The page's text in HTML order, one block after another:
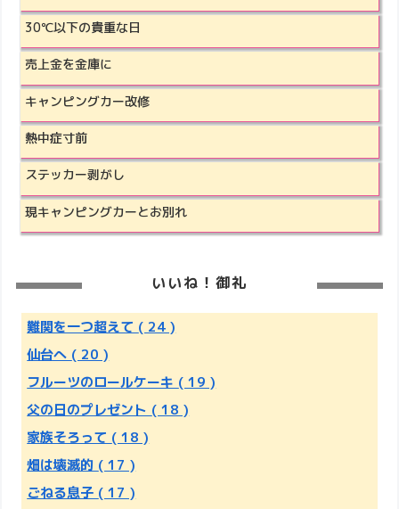
30℃以下の貴重な日
売上金を金庫に
キャンピングカー改修
熱中症寸前
ステッカー剥がし
現キャンピングカーとお別れ
いいね！御礼
難関を一つ超えて ( 24 )
仙台へ ( 20 )
フルーツのロールケーキ ( 19 )
父の日のプレゼント ( 18 )
家族そろって ( 18 )
畑は壊滅的 ( 17 )
ごねる息子 ( 17 )